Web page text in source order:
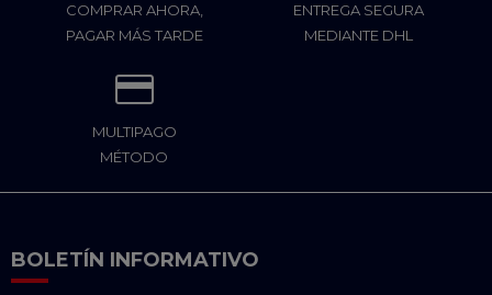
COMPRAR AHORA,
PAGAR MÁS TARDE
ENTREGA SEGURA
MEDIANTE DHL
MULTIPAGO
MÉTODO
BOLETÍN INFORMATIVO